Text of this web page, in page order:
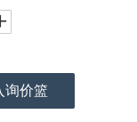
询价篮